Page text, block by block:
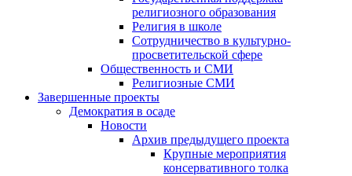
религиозного образования
Религия в школе
Сотрудничество в культурно-
просветительской сфере
Общественность и СМИ
Религиозные СМИ
Завершенные проекты
Демократия в осаде
Новости
Архив предыдущего проекта
Крупные мероприятия
консервативного толка